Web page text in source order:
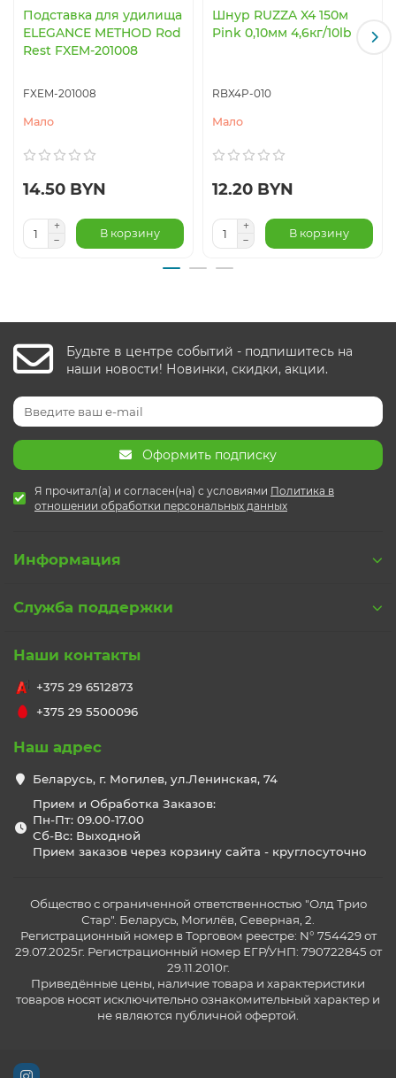
Подставка для удилища
ELEGANCE METHOD Rod
Rest FXEM-201008
FXEM-201008
Мало
14.50 BYN
В корзину
Шнур RUZZA X4 150м
Pink 0,10мм 4,6кг/10lb
RBX4P-010
Мало
12.20 BYN
В корзину
Будьте в центре событий - подпишитесь на
наши новости! Новинки, скидки, акции.
Оформить подписку
Я прочитал(а) и согласен(на) с условиями Политика в
отношении обработки персональных данных
Информация
Служба поддержки
Наши контакты
+375 29 6512873
+375 29 5500096
Наш адрес
Беларусь, г. Могилев, ул.Ленинская, 74
Прием и Обработка Заказов:
Пн-Пт: 09.00-17.00
Сб-Вс: Выходной
Прием заказов через корзину сайта - круглосуточно
Общество с ограниченной ответственностью "Олд Трио
Стар". Беларусь, Могилёв, Северная, 2.
Регистрационный номер в Торговом реестре: N° 754429 от
29.07.2025г. Регистрационный номер ЕГР/УНП: 790722845 от
29.11.2010г.
Приведённые цены, наличие товара и характеристики
товаров носят исключительно ознакомительный характер и
не являются публичной офертой.